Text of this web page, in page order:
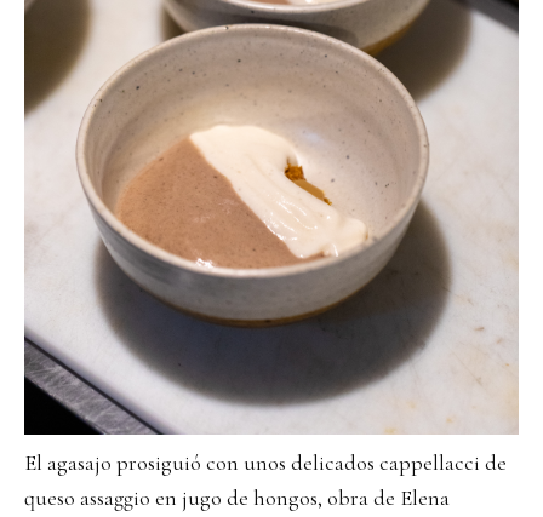
El agasajo prosiguió con unos delicados cappellacci de
queso assaggio en jugo de hongos, obra de Elena